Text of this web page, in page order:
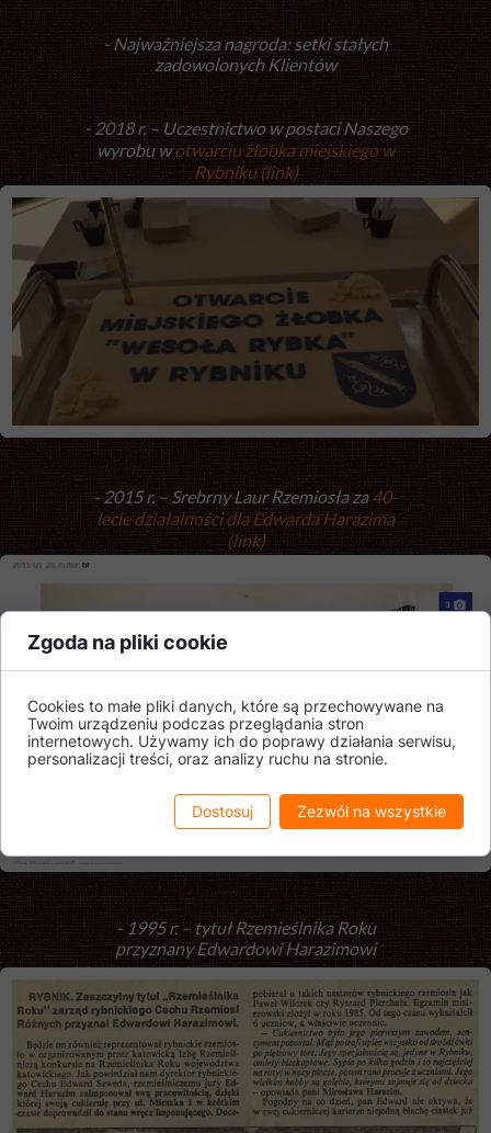
- 2018 r. – Uczestnictwo w postaci Naszego
wyrobu wotwarciu żłobka miejskiego w
Rybniku (link)
- Najważniejsza nagroda:setki stałych
zadowolonych Klientów
- 2015 r. – Srebrny Laur Rzemiosła za40-
lecie działalności dla Edwarda Harazima
(link)
- 1995 r. – tytuł Rzemieślnika Roku
przyznany Edwardowi Harazimowi
Zgoda na pliki cookie
Cookies to małe pliki danych, które są przechowywane na
Twoim urządzeniu podczas przeglądania stron
internetowych. Używamy ich do poprawy działania serwisu,
personalizacji treści, oraz analizy ruchu na stronie.
Dostosuj Zezwól na wszystkie